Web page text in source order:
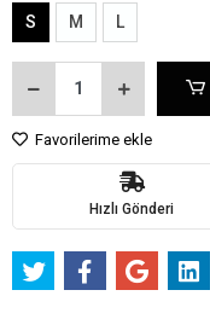
S M L
Favorilerime ekle
Hızlı Gönderi